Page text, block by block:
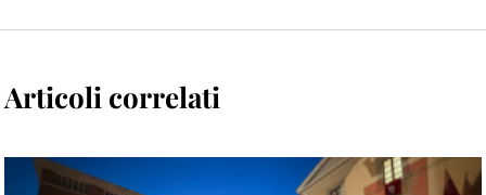
Articoli correlati